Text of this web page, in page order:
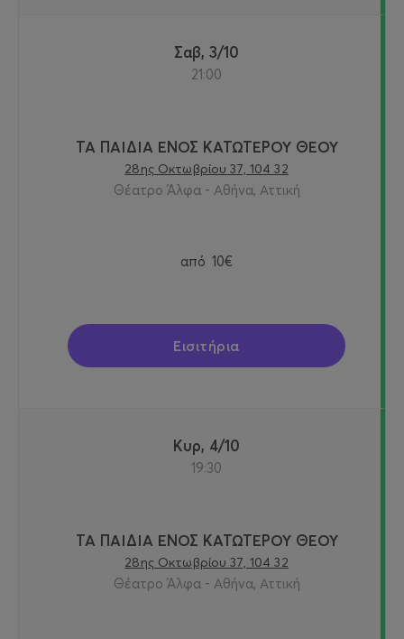
Σαβ, 3/10
21:00
ΤΑ ΠΑΙΔΙΑ ΕΝΟΣ ΚΑΤΩΤΕΡΟΥ ΘΕΟΥ
28ης Οκτωβρίου 37, 104 32
Θέατρο Άλφα - Αθήνα, Αττική
από 10€
Εισιτήρια
Κυρ, 4/10
19:30
ΤΑ ΠΑΙΔΙΑ ΕΝΟΣ ΚΑΤΩΤΕΡΟΥ ΘΕΟΥ
28ης Οκτωβρίου 37, 104 32
Θέατρο Άλφα - Αθήνα, Αττική